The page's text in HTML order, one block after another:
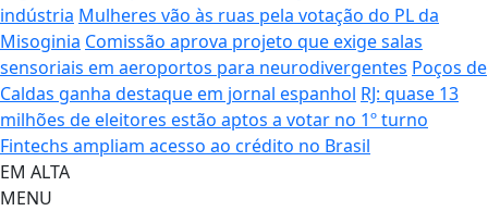
indústria Mulheres vão às ruas pela votação do PL da
Misoginia Comissão aprova projeto que exige salas
sensoriais em aeroportos para neurodivergentes Poços de
Caldas ganha destaque em jornal espanhol RJ: quase 13
milhões de eleitores estão aptos a votar no 1º turno
Fintechs ampliam acesso ao crédito no Brasil
EM ALTA
MENU